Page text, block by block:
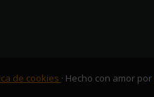
de cookies · Hecho con amor por